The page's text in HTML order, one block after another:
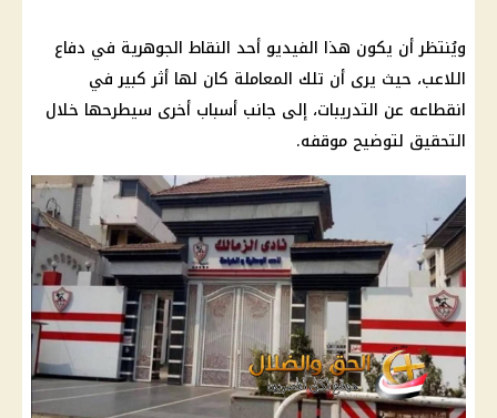
ويُنتظر أن يكون هذا الفيديو أحد النقاط الجوهرية في دفاع
اللاعب، حيث يرى أن تلك المعاملة كان لها أثر كبير في
انقطاعه عن التدريبات، إلى جانب أسباب أخرى سيطرحها خلال
التحقيق لتوضيح موقفه.